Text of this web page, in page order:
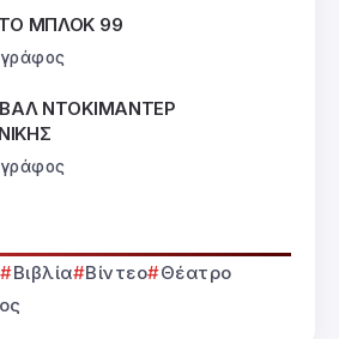
ΜΠΛΟΚ 99
ΝΤΟΚΙΜΑΝΤΕΡ
Βιβλία Βίντεο
Θέατρο